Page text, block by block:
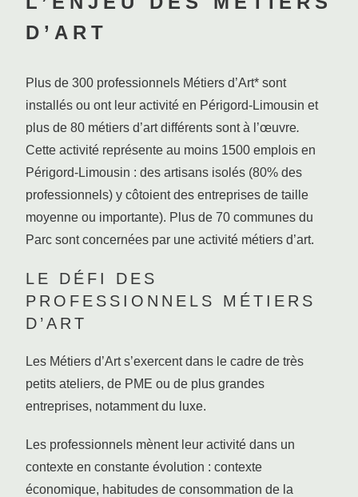
D’ART
Plus de 300 professionnels Métiers d’Art* sont
installés ou ont leur activité en Périgord-Limousin et
plus de 80 métiers d’art différents sont à l’œuvre.
Cette activité représente au moins 1500 emplois en
Périgord-Limousin : des artisans isolés (80% des
professionnels) y côtoient des entreprises de taille
moyenne ou importante). Plus de 70 communes du
Parc sont concernées par une activité métiers d’art.
LE DÉFI DES
PROFESSIONNELS MÉTIERS
D’ART
Les Métiers d’Art s’exercent dans le cadre de très
petits ateliers, de PME ou de plus grandes
entreprises, notamment du luxe.
Les professionnels mènent leur activité dans un
contexte en constante évolution : contexte
économique, habitudes de consommation de la